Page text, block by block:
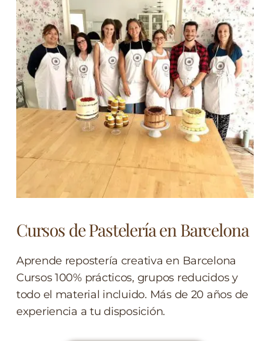
Cursos de Pastelería en Barcelona
Aprende repostería creativa en Barcelona
Cursos 100% prácticos, grupos reducidos y
todo el material incluido. Más de 20 años de
experiencia a tu disposición.